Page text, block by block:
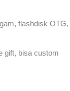
flashdisk OTG,
gift, bisa custom